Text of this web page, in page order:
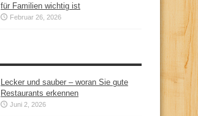
für Familien wichtig ist
Februar 26, 2026
Lecker und sauber – woran Sie gute
Restaurants erkennen
Juni 2, 2026